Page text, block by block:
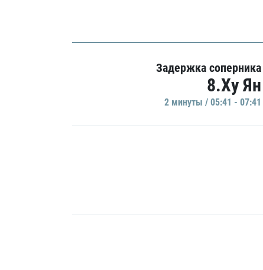
Задержка соперника
8.Ху Ян
2 минуты / 05:41 - 07:41